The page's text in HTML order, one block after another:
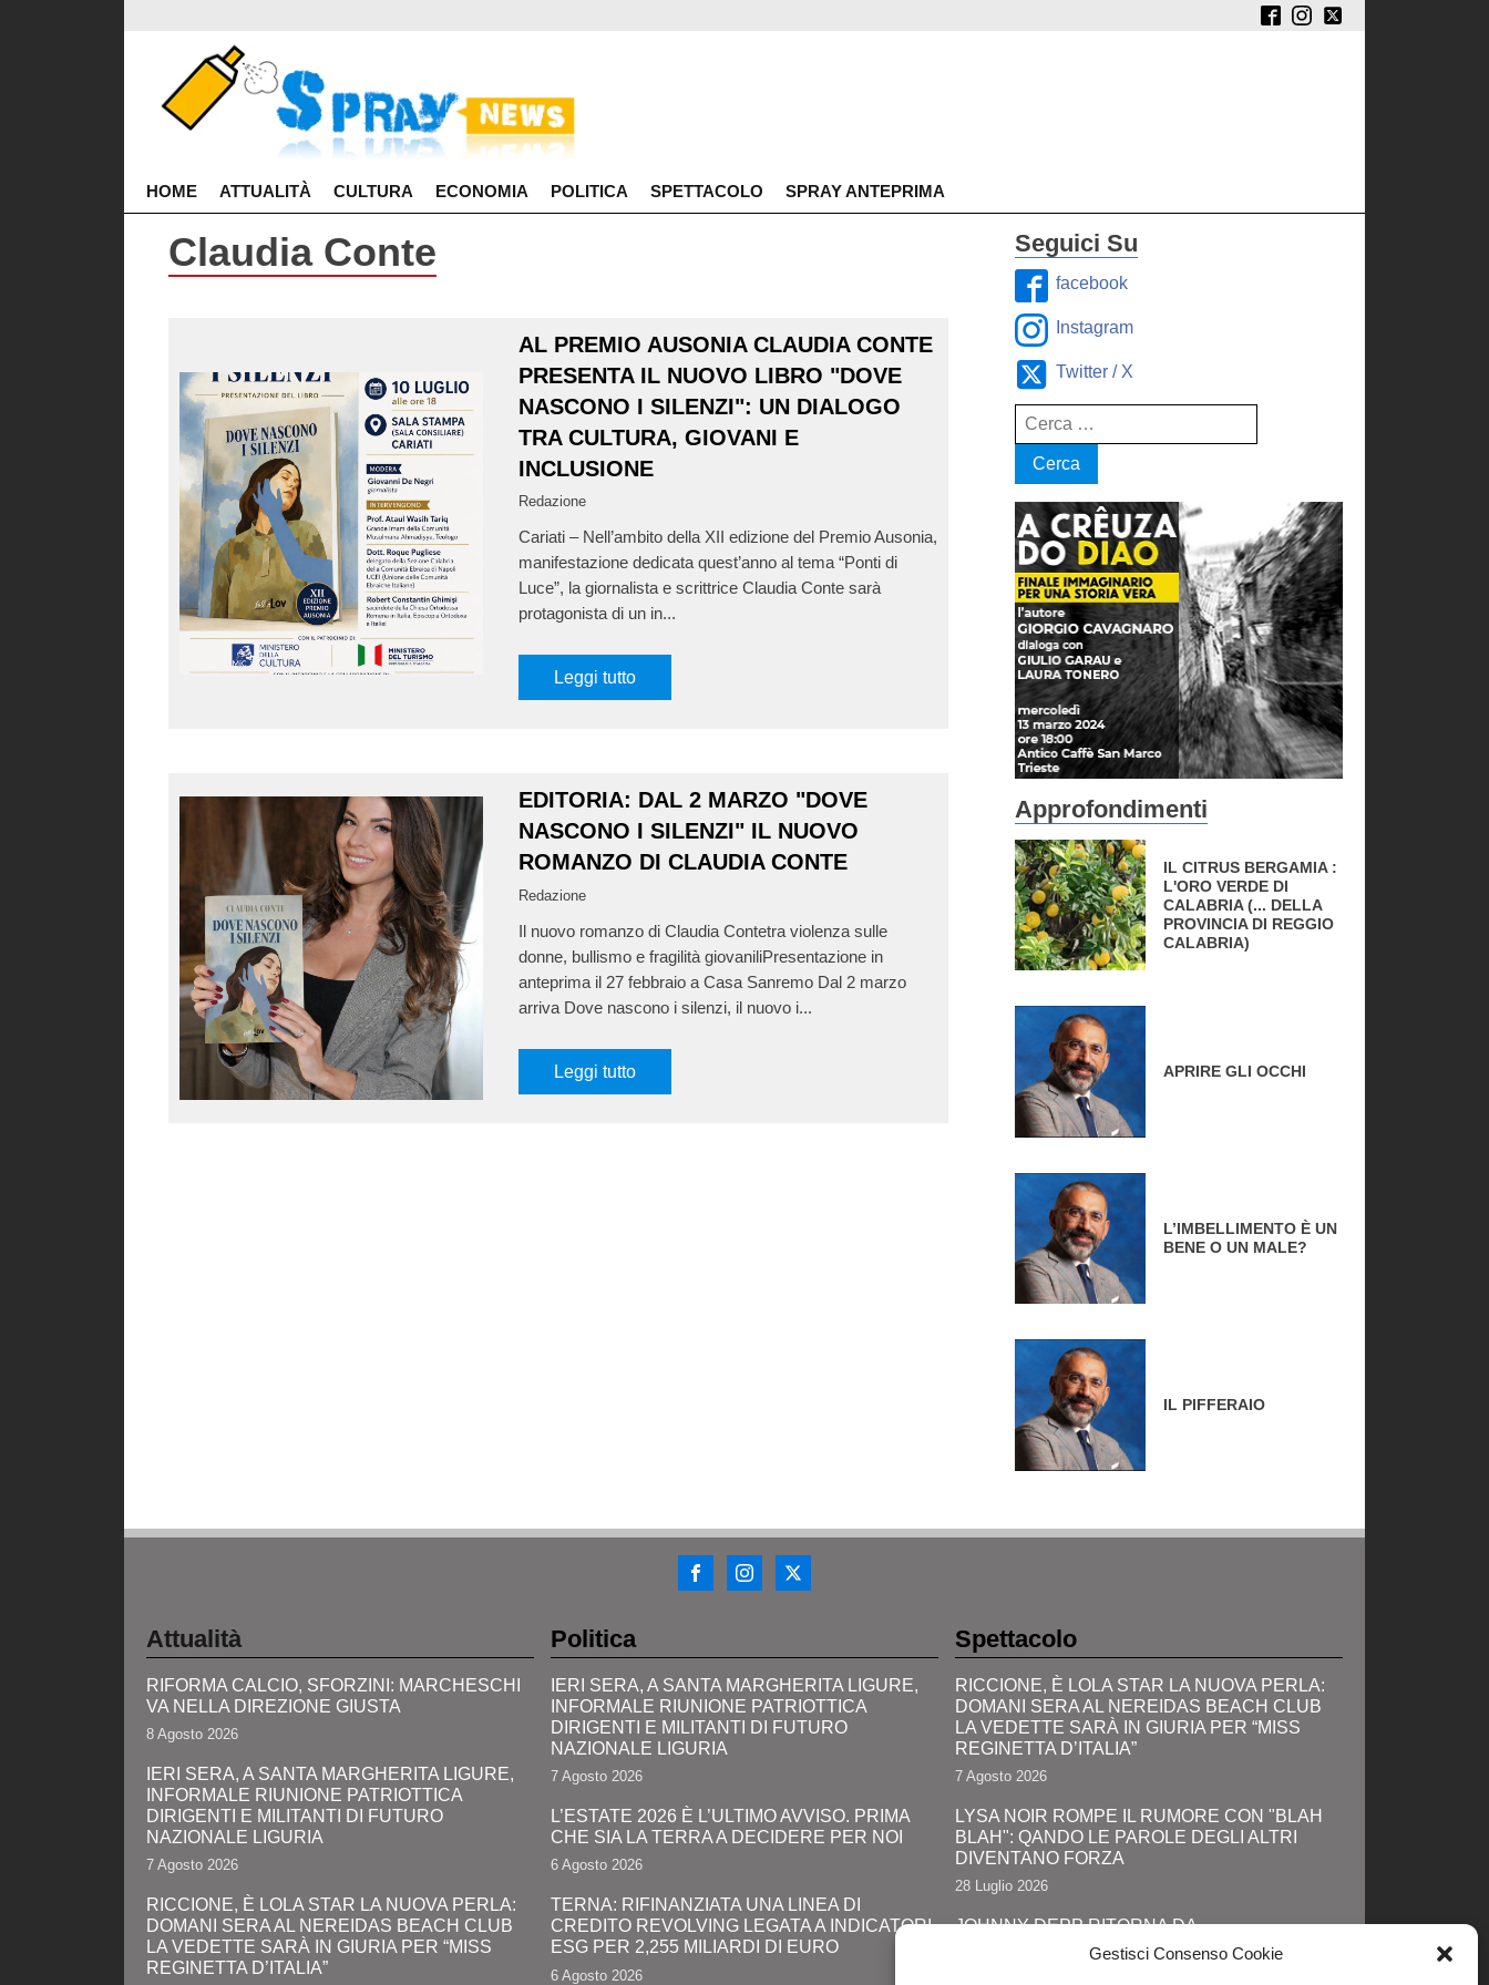
Gestisci Consenso Cookie
HOME ATTUALITÀ CULTURA ECONOMIA POLITICA SPETTACOLO SPRAY ANTEPRIMA
Claudia Conte
AL PREMIO AUSONIA CLAUDIA CONTE
PRESENTA IL NUOVO LIBRO "DOVE
NASCONO I SILENZI": UN DIALOGO
TRA CULTURA, GIOVANI E
INCLUSIONE
Redazione
Cariati – Nell’ambito della XII edizione del Premio Ausonia,
manifestazione dedicata quest’anno al tema “Ponti di
Luce”, la giornalista e scrittrice Claudia Conte sarà
protagonista di un in...
Leggi tutto
EDITORIA: DAL 2 MARZO "DOVE
NASCONO I SILENZI" IL NUOVO
ROMANZO DI CLAUDIA CONTE
Redazione
Il nuovo romanzo di Claudia Contetra violenza sulle
donne, bullismo e fragilità giovaniliPresentazione in
anteprima il 27 febbraio a Casa Sanremo Dal 2 marzo
arriva Dove nascono i silenzi, il nuovo i...
Leggi tutto
Seguici Su
facebook
Instagram
Twitter / X
Ricerca
per:
Approfondimenti
IL CITRUS BERGAMIA :
L'ORO VERDE DI
CALABRIA (... DELLA
PROVINCIA DI REGGIO
CALABRIA)
APRIRE GLI OCCHI
L’IMBELLIMENTO È UN
BENE O UN MALE?
IL PIFFERAIO
Attualità
RIFORMA CALCIO, SFORZINI: MARCHESCHI
VA NELLA DIREZIONE GIUSTA
8 Agosto 2026
IERI SERA, A SANTA MARGHERITA LIGURE,
INFORMALE RIUNIONE PATRIOTTICA
DIRIGENTI E MILITANTI DI FUTURO
NAZIONALE LIGURIA
7 Agosto 2026
RICCIONE, È LOLA STAR LA NUOVA PERLA:
DOMANI SERA AL NEREIDAS BEACH CLUB
LA VEDETTE SARÀ IN GIURIA PER “MISS
REGINETTA D’ITALIA”
Politica
IERI SERA, A SANTA MARGHERITA LIGURE,
INFORMALE RIUNIONE PATRIOTTICA
DIRIGENTI E MILITANTI DI FUTURO
NAZIONALE LIGURIA
7 Agosto 2026
L’ESTATE 2026 È L’ULTIMO AVVISO. PRIMA
CHE SIA LA TERRA A DECIDERE PER NOI
6 Agosto 2026
TERNA: RIFINANZIATA UNA LINEA DI
CREDITO REVOLVING LEGATA A INDICATORI
ESG PER 2,255 MILIARDI DI EURO
6 Agosto 2026
Spettacolo
RICCIONE, È LOLA STAR LA NUOVA PERLA:
DOMANI SERA AL NEREIDAS BEACH CLUB
LA VEDETTE SARÀ IN GIURIA PER “MISS
REGINETTA D’ITALIA”
7 Agosto 2026
LYSA NOIR ROMPE IL RUMORE CON "BLAH
BLAH": QANDO LE PAROLE DEGLI ALTRI
DIVENTANO FORZA
28 Luglio 2026
JOHNNY DEPP RITORNA DA
PROTAGONISTA: IL GRANDE SHOW AL